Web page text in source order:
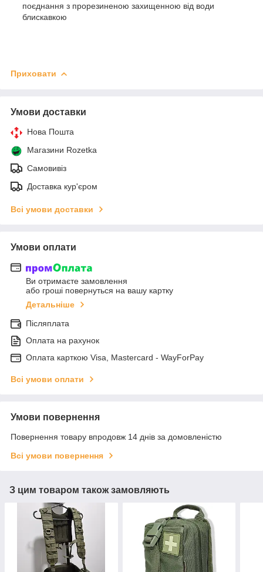
поєднання з прорезиненою захищенною від води
блискавкою
Приховати
Умови доставки
Нова Пошта
Магазини Rozetka
Самовивіз
Доставка кур'єром
Всі умови доставки
Умови оплати
Ви отримаєте замовлення
або гроші повернуться на вашу картку
Детальніше
Післяплата
Оплата на рахунок
Оплата карткою Visa, Mastercard - WayForPay
Всі умови оплати
Умови повернення
Повернення товару впродовж 14 днів за домовленістю
Всі умови повернення
З цим товаром також замовляють